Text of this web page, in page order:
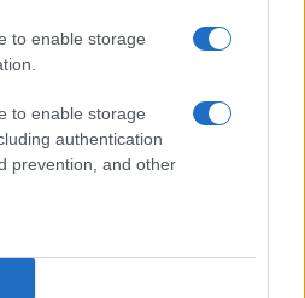
to enable storage
to enable storage
authentication
prevention, and other
GSM
Galaxy S26